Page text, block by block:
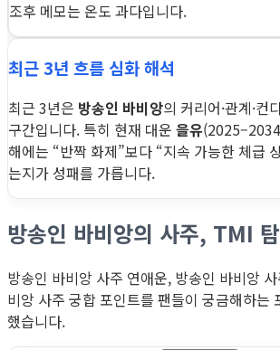
조후 메모는 온도 과다입니다.
최근 3년 흐름 심화 해석
최근 3년은 방송인 바비앙의 커리어·관계·
구간입니다. 특히 현재 대운 을유
해에는 “반짝 화제”보다 “지속 가능한 체급
는지가 성패를 가릅니다.
방송인 바비앙의 사주, TMI
방송인 바비앙 사주 연애운, 방송인 바비앙
비앙 사주 궁합 포인트를 팬들이 궁금해하는
했습니다.